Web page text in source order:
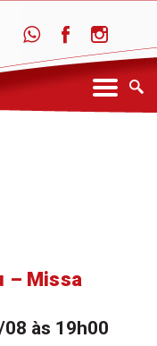
– Missa
08 às 19h00